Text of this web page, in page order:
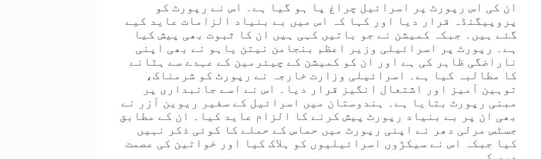
ان کی اس رپورٹ پر اسرائیل چراغ پا ہو گیا ہے۔ اس نے رپورٹ کو
پروپیگنڈہ قرار دیا اور کہا کہ اس میں بے بنیاد الزامات عاید کیے
گئے ہیں۔ جبکہ کمیشن نے جو باتیں کہی ہیں ان کا ثبوت بھی پیش کیا
ہے۔ رپورٹ پر اسرائیلی وزیر اعظم بنجامن نیتن یاہو نے بھی اپنی
ناراضگی ظاہر کی ہے اور ان کو کمیشن کے چیئرمین کے عہدے سے ہٹانے
کا مطالبہ کیا ہے۔ اسرائیلی وزارت خارجہ نے رپورٹ کو شرمناک،
توہین آمیز اور اشتعال انگیز قرار دیا۔ اس نے اسے جانبداری پر
مبنی رپورٹ بتایا ہے۔ ہندوستان میں اسرائیل کے سفیر ریوین آزر نے
بھی ان پر بے بنیاد رپورٹ پیش کرنے کا الزام عاید کیا۔ ان کے مطابق
جسٹس مرلی دھر نے اپنی رپورٹ میں حماس کے حملے کا کوئی ذکر نہیں
کیا جبکہ اس نے سیکڑوں اسرائیلیوں کو ہلاک کیا اور خواتین کی عصمت